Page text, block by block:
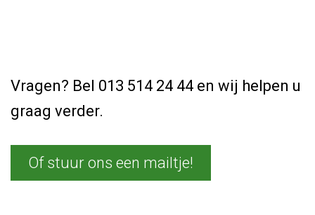
Vragen? Bel 013 514 24 44 en wij helpen u
graag verder.
Of stuur ons een mailtje!